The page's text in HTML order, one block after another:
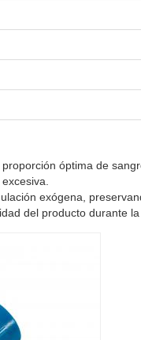
óptima de
exógena,
del producto durante